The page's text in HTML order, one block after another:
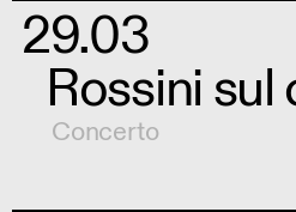
29.03
Rossini
Concerto